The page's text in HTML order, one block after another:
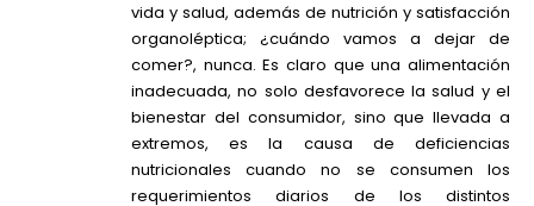
vida y salud, además de nutrición y satisfacción
organoléptica; ¿cuándo vamos a dejar de
comer?, nunca. Es claro que una alimentación
inadecuada, no solo desfavorece la salud y el
bienestar del consumidor, sino que llevada a
extremos, es la causa de deficiencias
nutricionales cuando no se consumen los
requerimientos diarios de los distintos